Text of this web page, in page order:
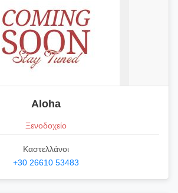
Aloha
Ξενοδοχείο
Καστελλάνοι
+30 26610 53483